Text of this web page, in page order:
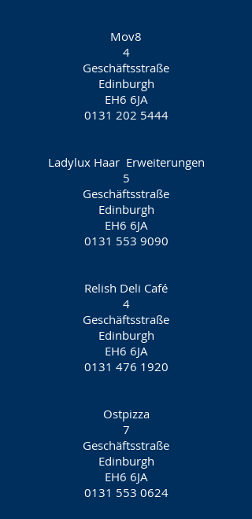
Mov8
4
Geschäftsstraße
Edinburgh
EH6 6JA
0131 202 5444
Ladylux Haar Erweiterungen
5
Geschäftsstraße
Edinburgh
EH6 6JA
0131 553 9090
Relish Deli Café
4
Geschäftsstraße
Edinburgh
EH6 6JA
0131 476 1920
Ostpizza
7
Geschäftsstraße
Edinburgh
EH6 6JA
0131 553 0624